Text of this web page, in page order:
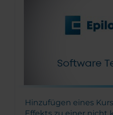
Hinzufügen eines
Effekts zu einer nicht